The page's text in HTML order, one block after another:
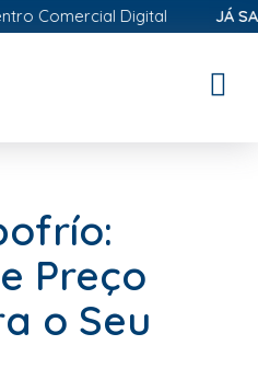
Comercial Digital JÁ
Preço
o Seu